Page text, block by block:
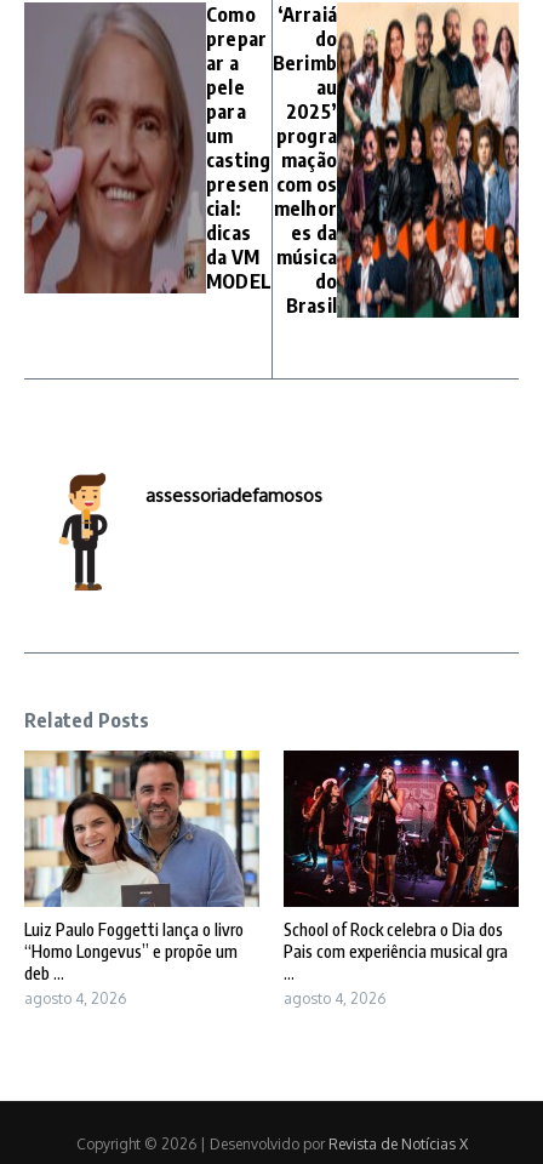
Como
prepar
ar a
pele
para
um
casting
presen
cial:
dicas
da VM
MODEL
‘Arraiá
do
Berimb
au
2025’
progra
mação
com os
melhor
es da
música
do
Brasil
assessoriadefamosos
Related Posts
Luiz Paulo Foggetti lança o livro
“Homo Longevus” e propõe um
deb ...
agosto 4, 2026
School of Rock celebra o Dia dos
Pais com experiência musical gra
...
agosto 4, 2026
Copyright © 2026 | Desenvolvido por Revista de Notícias X